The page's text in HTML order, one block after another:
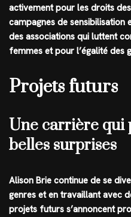
activement pour les droits
campagnes de
des associations qui luttent
femmes et pour l’égalité des
Projets futurs
Une carrière qui
belles surprises
Alison Brie continue de se
genres et en travaillant avec
projets futurs s’annoncent